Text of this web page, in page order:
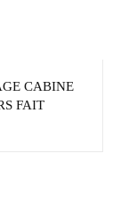
CABINE
FAIT